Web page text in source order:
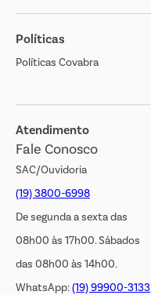
Sobre o Covabra
Nossas Lojas
Cliente Bem Estar
Jornal de Ofertas
Transparência Salarial
Políticas
Políticas Covabra
Atendimento
Fale Conosco
SAC/Ouvidoria
(19) 3800-6998
De segunda a sexta das
08h00 às 17h00. Sábados
das 08h00 às 14h00.
WhatsApp:(19) 99900-3133